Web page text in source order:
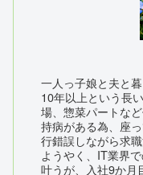
一人っ子娘と夫と
10年以上という長
場、惣菜パートな
持病がある為、座
行錯誤しながら求職
ようやく、IT業界
叶うが、入社9か月